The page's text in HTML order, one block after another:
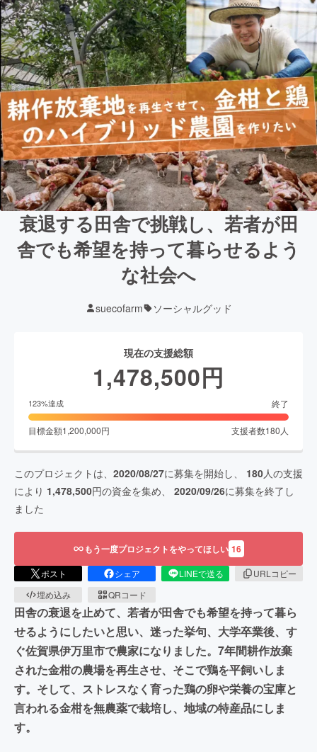
衰退する田舎で挑戦し、若者が田
舎でも希望を持って暮らせるよう
な社会へ
suecofarm ソーシャルグッド
現在の支援総額
1,478,500円
123%達成 終了
目標金額1,200,000円 支援者数180 人
このプロジェクトは、 2020/08/27に募集を開始し、 180人の支援
により 1,478,500円の資金を集め、 2020/09/26に募集を終了し
ました
もう一度プロジェクトをやってほしい 16
ポスト シェア LINEで送る
URLコピー
埋め込み
QRコード
田舎の衰退を止めて、若者が田舎でも希望を持って暮ら
せるようにしたいと思い、迷った挙句、大学卒業後、す
ぐ佐賀県伊万里市で農家になりました。7年間耕作放棄
された金柑の農場を再生させ、そこで鶏を平飼いしま
す。そして、ストレスなく育った鶏の卵や栄養の宝庫と
言われる金柑を無農薬で栽培し、地域の特産品にしま
す。